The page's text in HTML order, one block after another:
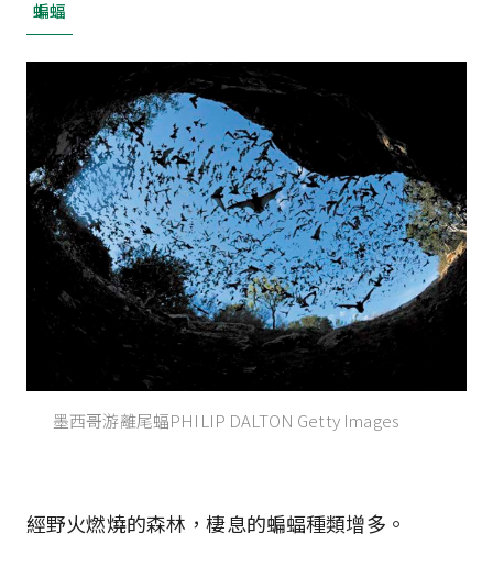
蝙蝠
墨西哥游離尾蝠PHILIP DALTON Getty Images
經野火燃燒的森林，棲息的蝙蝠種類增多。